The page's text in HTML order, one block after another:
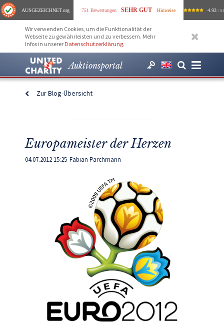
AUSGEZEICHNET.org 751 Bewertungen SEHR GUT Hinweise 4.93 /
Wir verwenden Cookies, um die Funktionalität der
Webseite zu gewährleisten und zu verbessern. Mehr
Infos in unserer Datenschutzerklärung.
Auktionsportal
Zur Blog-Übersicht
Europameister der Herzen
04.07.2012 15:25 Fabian Parchmann